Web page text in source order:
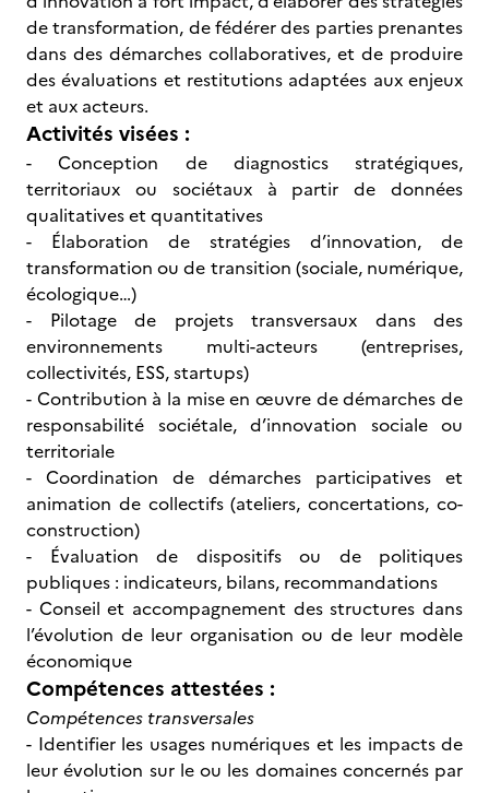
de transformation, de fédérer des parties prenantes
dans des démarches collaboratives, et de produire
des évaluations et restitutions adaptées aux enjeux
et aux acteurs.
Activités visées :
- Conception de diagnostics stratégiques,
territoriaux ou sociétaux à partir de données
qualitatives et quantitatives
- Élaboration de stratégies d’innovation, de
transformation ou de transition (sociale, numérique,
écologique…)
- Pilotage de projets transversaux dans des
environnements multi-acteurs (entreprises,
collectivités, ESS, startups)
- Contribution à la mise en œuvre de démarches de
responsabilité sociétale, d’innovation sociale ou
territoriale
- Coordination de démarches participatives et
animation de collectifs (ateliers, concertations, co-
construction)
- Évaluation de dispositifs ou de politiques
publiques : indicateurs, bilans, recommandations
- Conseil et accompagnement des structures dans
l’évolution de leur organisation ou de leur modèle
économique
Compétences attestées :
Compétences transversales
- Identifier les usages numériques et les impacts de
leur évolution sur le ou les domaines concernés par